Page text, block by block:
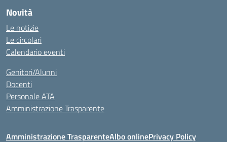
Novità
Le notizie
Le circolari
Calendario eventi
Genitori/Alunni
Docenti
Personale ATA
Amministrazione Trasparente
Amministrazione TrasparenteAlbo onlinePrivacy Policy